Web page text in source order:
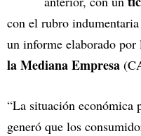
con el rubro
un informe elaborado por
la Mediana Empresa
“La situación económica
generó que los